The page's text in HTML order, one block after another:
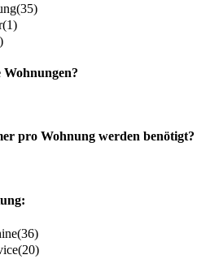
(35)
(1)
pro Wohnung werden benötigt?
(36)
(20)